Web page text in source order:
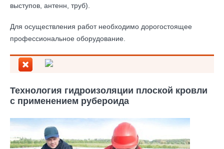
выступов, антенн, труб).
Для осуществления работ необходимо дорогостоящее
профессиональное оборудование.
Технология гидроизоляции плоской кровли
с применением рубероида